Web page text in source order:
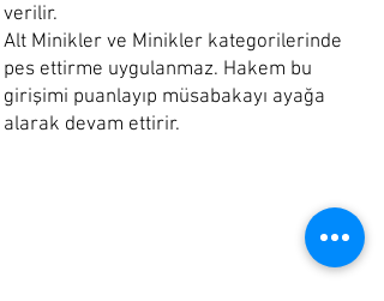
verilir.
Alt Minikler ve Minikler kategorilerinde
pes ettirme uygulanmaz. Hakem bu
girişimi puanlayıp müsabakayı ayağa
alarak devam ettirir.